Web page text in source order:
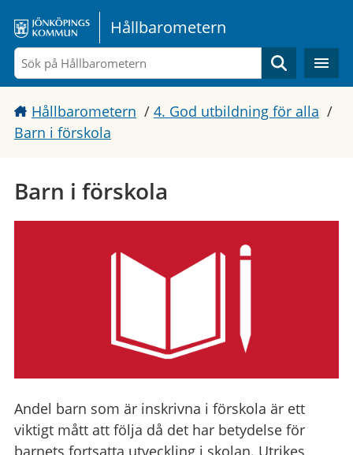
Gå direkt till sidans innehåll
Hållbarometern
Sök
Hållbarometern / 4. God utbildning för alla /
Barn i förskola
Barn i förskola
Andel barn som är inskrivna i förskola är ett
viktigt mått att följa då det har betydelse för
barnets fortsatta utveckling i skolan. Utrikes